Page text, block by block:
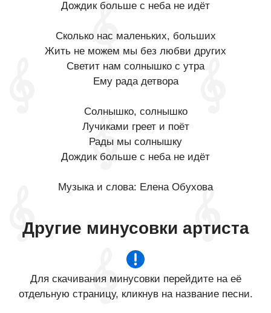
Дождик больше с неба не идёт
Сколько нас маленьких, больших
Жить не можем мы без любви других
Светит нам солнышко с утра
Ему рада детвора
Солнышко, солнышко
Лучиками греет и поёт
Рады мы солнышку
Дождик больше с неба не идёт
Музыка и слова: Елена Обухова
Другие минусовки артиста
Для скачивания минусовки перейдите на её
отдельную страницу, кликнув на название песни.